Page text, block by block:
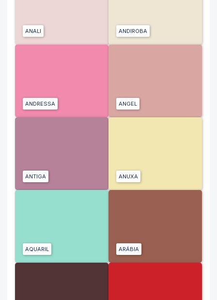
ANALI ANDIROBA
ANDRESSA ANGEL
ANTIGA ANUXA
AQUARIL ARÁBIA